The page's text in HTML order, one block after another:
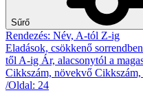
Sűrő
Rendezés: Név, A-tól Z-ig
Eladások, csökkenő sorrendben
től A-ig Ár, alacsonytól a
Cikkszám, növekvő
/Oldal: 24